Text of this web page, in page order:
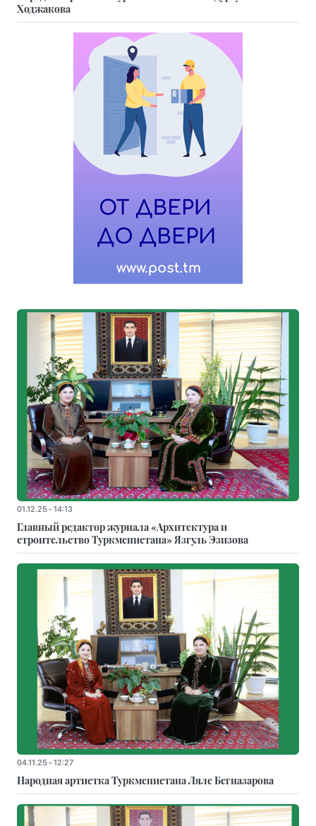
Ходжакова
01.12.25 - 14:13
Главный редактор журнала «Архитектура и
строительство Туркменистана» Язгуль Эзизова
04.11.25 - 12:27
Народная артистка Туркменистана Ляле Бегназарова